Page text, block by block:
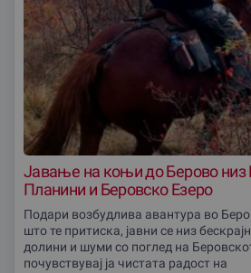
Јавање на коњи до Берово
Планини и Беровско Езеро
Подари возбудлива авантура во
што те притиска, јавни се низ
долини и шуми со поглед на
почувствувај ја чистата радост на